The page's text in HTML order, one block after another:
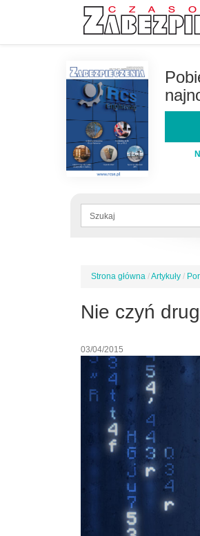
Formularz
Jesteś
Strona główna /Artykuły /
Nie czyń
03/04/2015